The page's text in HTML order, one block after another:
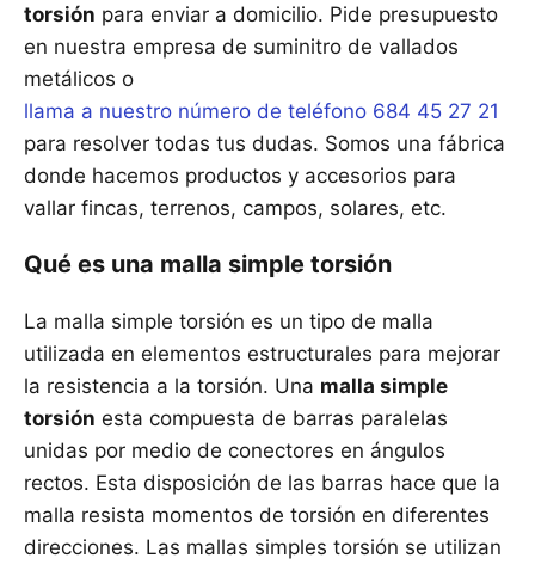
torsión para enviar a domicilio. Pide presupuesto
en nuestra empresa de suminitro de vallados
metálicos o
llama a nuestro número de teléfono 684 45 27 21
para resolver todas tus dudas. Somos una fábrica
donde hacemos productos y accesorios para
vallar fincas, terrenos, campos, solares, etc.
Qué es una malla simple torsión
La malla simple torsión es un tipo de malla
utilizada en elementos estructurales para mejorar
la resistencia a la torsión. Una malla simple
torsión esta compuesta de barras paralelas
unidas por medio de conectores en ángulos
rectos. Esta disposición de las barras hace que la
malla resista momentos de torsión en diferentes
direcciones. Las mallas simples torsión se utilizan